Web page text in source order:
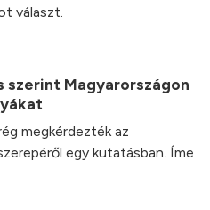
választ.
szerint Magyarországon
megkérdezték az
egy kutatásban. Íme